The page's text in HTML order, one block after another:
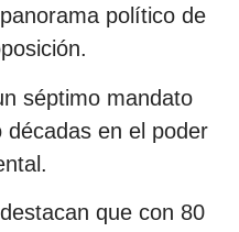
político de
séptimo mandato
en el poder
que con 80